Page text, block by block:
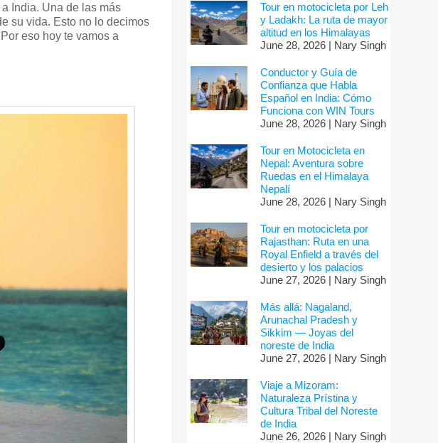
India. Una de las más
su vida. Esto no lo decimos
eso hoy te vamos a
Tour en motocicleta por Leh
y Ladakh: La ruta de mayor
altitud en los Himalayas
June 28, 2026 | Nary Singh
Conductor y Guía de
Confianza que Habla
Español en India: Cómo
Funciona con WIN Tours
June 28, 2026 | Nary Singh
Tour en Motocicleta en
Nepal: Aventura sobre
Ruedas en el Himalaya
Nepalí
June 28, 2026 | Nary Singh
Tour en motocicleta por
Rajasthan: Ruta en una
Royal Enfield a través del
desierto y los palacios
June 27, 2026 | Nary Singh
Más allá: Nagaland,
Arunachal Pradesh y
Sikkim — Joyas del
noreste de India
June 27, 2026 | Nary Singh
Viaje a Mizoram:
Naturaleza Prístina y
Cultura Tribal del Noreste
de India
June 26, 2026 | Nary Singh